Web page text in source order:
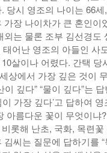
당시 영조의 나이는 66
가장 나이차가 큰 혼인이
외는 물론 조부 김선경도
태어난 영조의 아들인 사
살이나 어렸다. 간택 당
상에서 가장 깊은 것이
이 깊다” “물이 깊다”는
가장 깊다’고 답하여
아름다운 꽃이 무엇이냐
롯해 난초, 국화, 목련꽃
김씨는 질문에 답하기를